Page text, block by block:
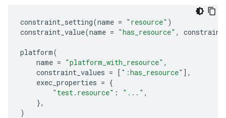
constraint_setting(name = "resource" )
constraint_value(name = "has_resource" ,
platform(
name = "platform_with_resource" ,
constraint_values = [ ":has_resource" ],
exec_properties = {
"test.resource" : "..." ,
},
)